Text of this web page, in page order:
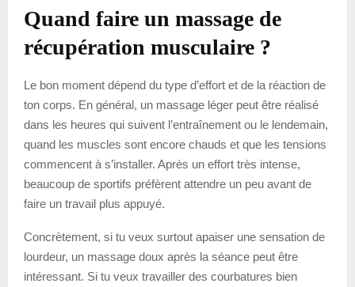
Quand faire un massage de
récupération musculaire ?
Le bon moment dépend du type d’effort et de la réaction de
ton corps. En général, un massage léger peut être réalisé
dans les heures qui suivent l’entraînement ou le lendemain,
quand les muscles sont encore chauds et que les tensions
commencent à s’installer. Après un effort très intense,
beaucoup de sportifs préfèrent attendre un peu avant de
faire un travail plus appuyé.
Concrètement, si tu veux surtout apaiser une sensation de
lourdeur, un massage doux après la séance peut être
intéressant. Si tu veux travailler des courbatures bien